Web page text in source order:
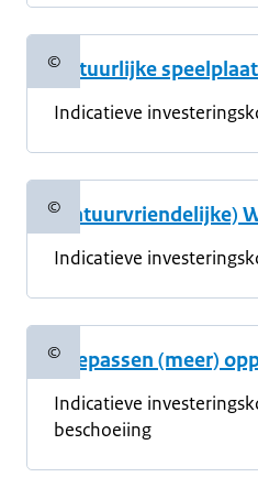
©Copyrightinformatie
Natuurlijke
Indicatieve
©Copyrightinformatie
(natuurvriendelijke)
Indicatieve
©Copyrightinformatie
Toepassen (meer)
Indicatieve
beschoeiing